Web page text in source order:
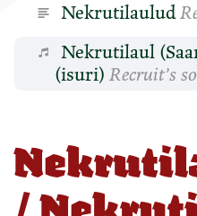
Nekrutilaulud
Nekrutilaul
(isuri)Recruit’s